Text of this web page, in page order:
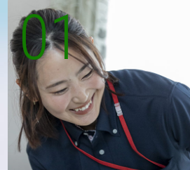
01